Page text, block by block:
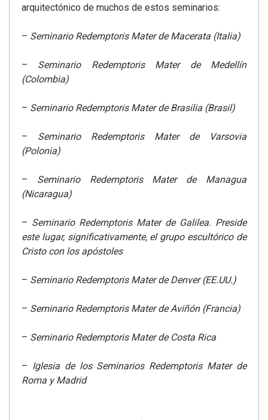
arquitectónico de muchos de estos seminarios:
– Seminario Redemptoris Mater de Macerata (Italia)
– Seminario Redemptoris Mater de Medellín
(Colombia)
– Seminario Redemptoris Mater de Brasilia (Brasil)
– Seminario Redemptoris Mater de Varsovia
(Polonia)
– Seminario Redemptoris Mater de Managua
(Nicaragua)
– Seminario Redemptoris Mater de Galilea. Preside
este lugar, significativamente, el grupo escultórico de
Cristo con los apóstoles
– Seminario Redemptoris Mater de Denver (EE.UU.)
– Seminario Redemptoris Mater de Aviñón (Francia)
– Seminario Redemptoris Mater de Costa Rica
– Iglesia de los Seminarios Redemptoris Mater de
Roma y Madrid